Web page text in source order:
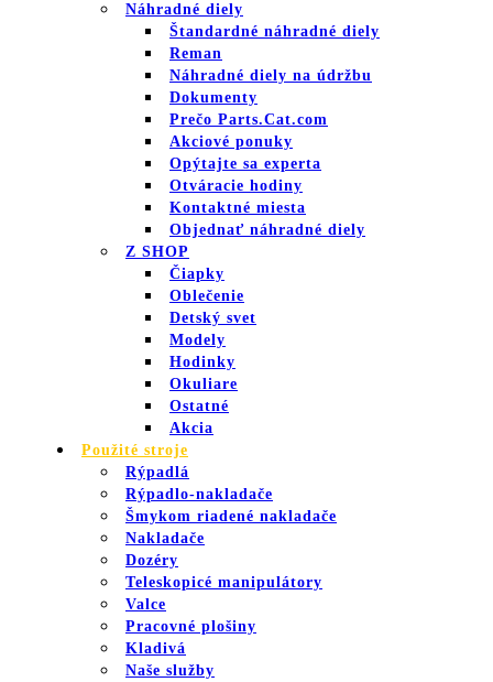
Náhradné diely
Štandardné náhradné diely
Reman
Náhradné diely na údržbu
Dokumenty
Prečo Parts.Cat.com
Akciové ponuky
Opýtajte sa experta
Otváracie hodiny
Kontaktné miesta
Objednať náhradné diely
Z SHOP
Čiapky
Oblečenie
Detský svet
Modely
Hodinky
Okuliare
Ostatné
Akcia
Použité stroje
Rýpadlá
Rýpadlo-nakladače
Šmykom riadené nakladače
Nakladače
Dozéry
Teleskopicé manipulátory
Valce
Pracovné plošiny
Kladivá
Naše služby